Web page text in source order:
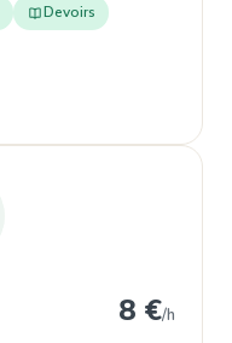
Devoirs
8 €/h